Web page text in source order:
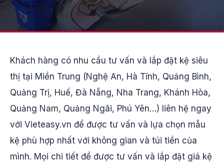
Khách hàng có nhu cầu tư vấn và lắp đặt kệ siêu
thị tại Miền Trung (Nghệ An, Hà Tĩnh, Quảng Bình,
Quảng Trị, Huế, Đà Nẵng, Nha Trang, Khánh Hòa,
Quảng Nam, Quảng Ngãi, Phú Yên…) liên hệ ngay
với Vieteasy.vn để được tư vấn và lựa chọn mẫu
kệ phù hợp nhất với không gian và túi tiền của
mình. Mọi chi tiết để được tư vấn và lắp đặt giá kệ